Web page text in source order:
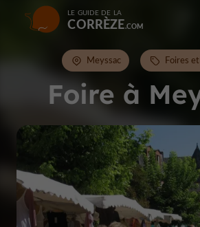
LE GUIDE DE LA
CORRÈZE
Foire à
Meyssac Foires